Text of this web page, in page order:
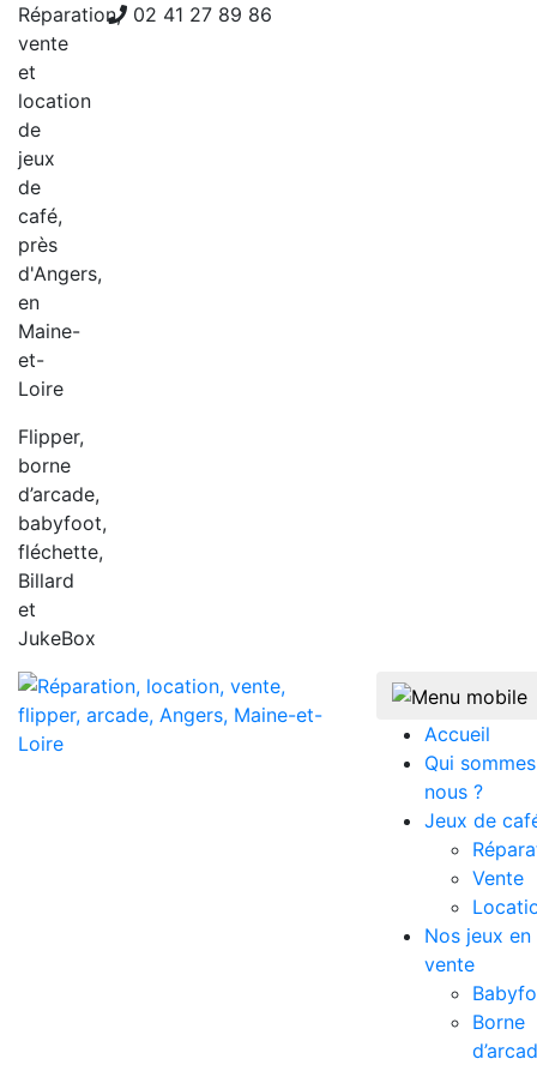
Réparation,
vente
et
location
de
jeux
de
café,
près
d'Angers,
en
Maine-
et-
Loire
02 41 27 89 86
Flipper,
borne
d’arcade,
babyfoot,
fléchette,
Billard
et
JukeBox
Accueil
Qui
nous ?
Jeux de
Vente
Nos jeux en
vente
Borne